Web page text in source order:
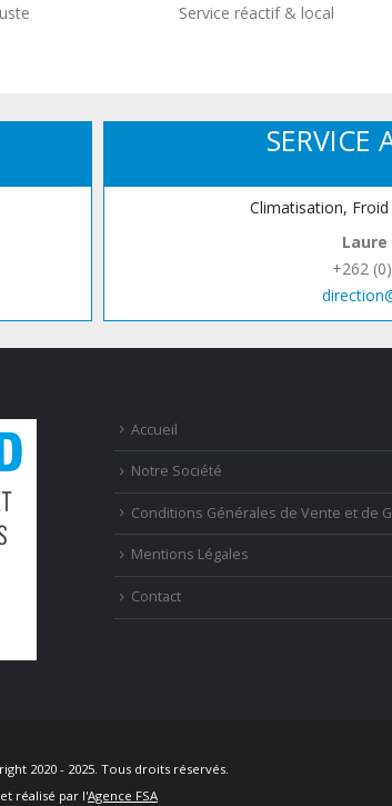
Service réactif & local
SERVICE
Climatisation,
+262
Accueil
Notre Société
Conditions Générales de Vente et de
Mentions Légales
Contact
2020 - 2025. Tous droits réservés.
réalisé par l'Agence FSA